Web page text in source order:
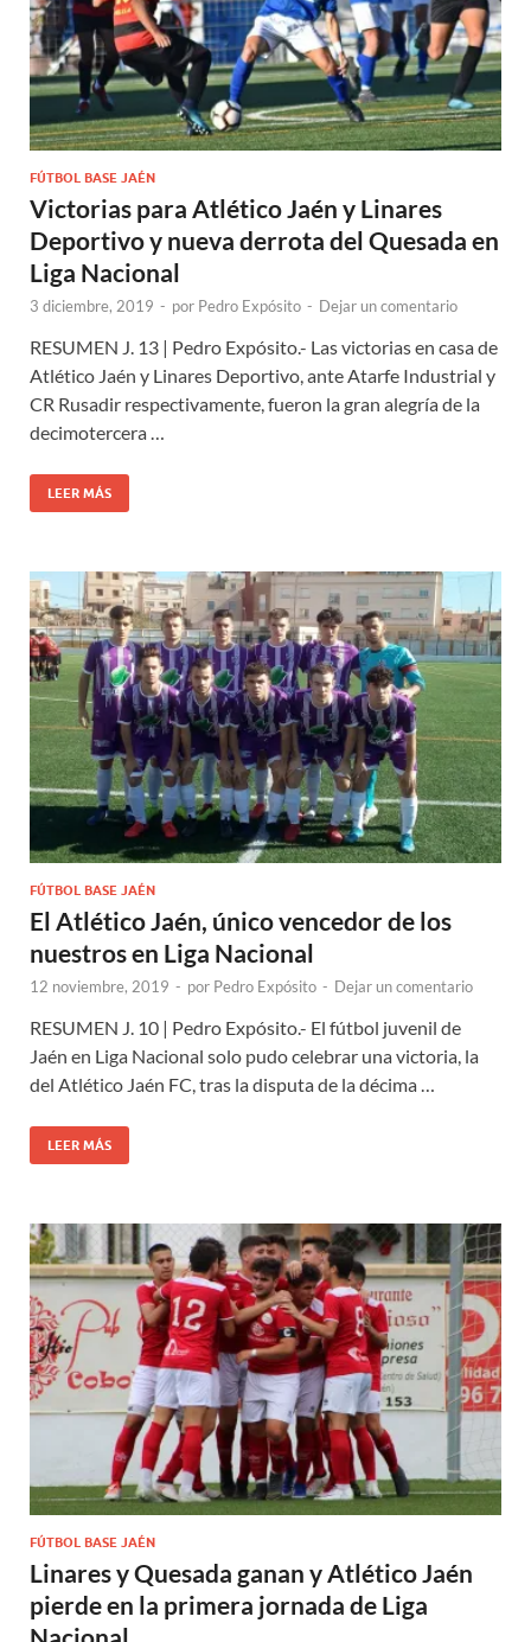
FÚTBOL BASE JAÉN
Victorias para Atlético Jaén y Linares
Deportivo y nueva derrota del Quesada en
Liga Nacional
3 diciembre, 2019 - por Pedro Expósito - Dejar un comentario
RESUMEN J. 13 | Pedro Expósito.- Las victorias en casa de
Atlético Jaén y Linares Deportivo, ante Atarfe Industrial y
CR Rusadir respectivamente, fueron la gran alegría de la
decimotercera …
LEER MÁS
FÚTBOL BASE JAÉN
El Atlético Jaén, único vencedor de los
nuestros en Liga Nacional
12 noviembre, 2019 - por Pedro Expósito - Dejar un comentario
RESUMEN J. 10 | Pedro Expósito.- El fútbol juvenil de
Jaén en Liga Nacional solo pudo celebrar una victoria, la
del Atlético Jaén FC, tras la disputa de la décima …
LEER MÁS
FÚTBOL BASE JAÉN
Linares y Quesada ganan y Atlético Jaén
pierde en la primera jornada de Liga